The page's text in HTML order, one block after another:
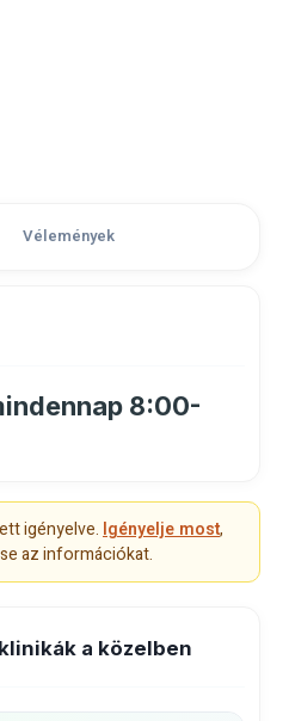
Vélemények
8:00-
igényelve. Igényelje most,
az információkat.
a közelben